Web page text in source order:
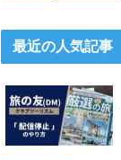
最近の人気記事